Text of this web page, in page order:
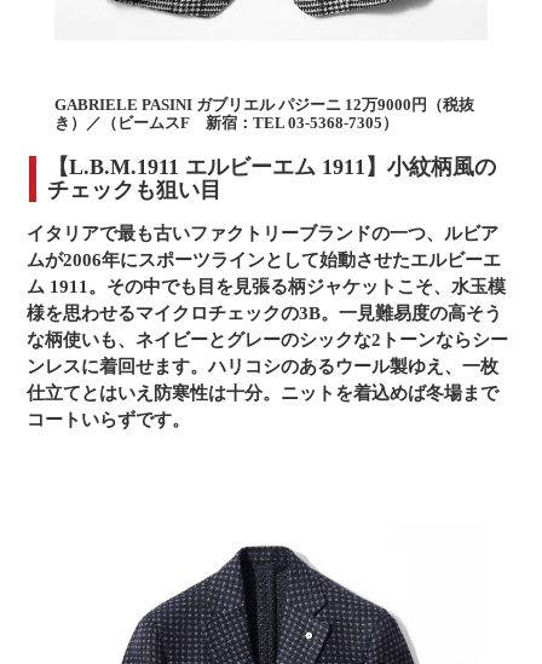
GABRIELE PASINI ガブリエル パジーニ 12万9000円（税抜
き）／（ビームスF 新宿：TEL 03-5368-7305）
【L.B.M.1911 エルビーエム 1911】小紋柄風の
チェックも狙い目
イタリアで最も古いファクトリーブランドの一つ、ルビア
ムが2006年にスポーツラインとして始動させたエルビーエ
ム 1911。その中でも目を見張る柄ジャケットこそ、水玉模
様を思わせるマイクロチェックの3B。一見難易度の高そう
な柄使いも、ネイビーとグレーのシックな2トーンならシー
ンレスに着回せます。ハリコシのあるウール製ゆえ、一枚
仕立てとはいえ防寒性は十分。ニットを着込めば冬場まで
コートいらずです。